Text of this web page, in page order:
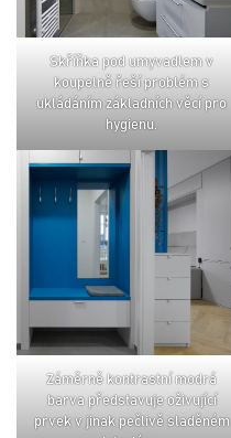
skříňka pod umyvadlem v
koupelně řeší problém s
ukládáním základních věcí pro
hygienu.
záměrně kontrastní modrá
barva představuje oživující
prvek v jinak pečlivě sladěném